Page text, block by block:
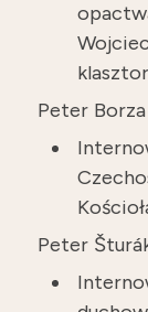
Peter Borza
Peter